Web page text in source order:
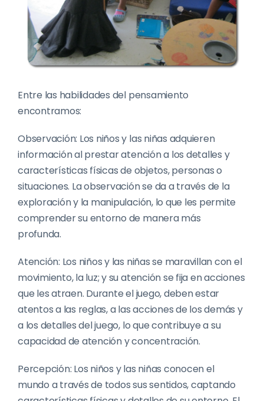
Entre las habilidades del pensamiento
encontramos:
Observación: Los niños y las niñas adquieren
información al prestar atención a los detalles y
características físicas de objetos, personas o
situaciones. La observación se da a través de la
exploración y la manipulación, lo que les permite
comprender su entorno de manera más
profunda.
Atención: Los niños y las niñas se maravillan con el
movimiento, la luz; y su atención se fija en acciones
que les atraen. Durante el juego, deben estar
atentos a las reglas, a las acciones de los demás y
a los detalles del juego, lo que contribuye a su
capacidad de atención y concentración.
Percepción: Los niños y las niñas conocen el
mundo a través de todos sus sentidos, captando